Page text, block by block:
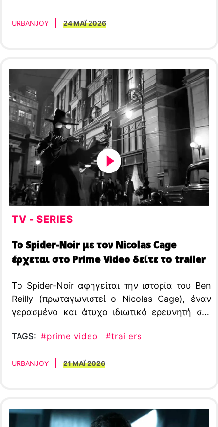
URBANJOY 24 ΜΑΪ 2026
TV - SERIES
Το Spider-Noir με τον Nicolas Cage
έρχεται στο Prime Video δείτε το trailer
Το Spider-Noir αφηγείται την ιστορία του Ben
Reilly (πρωταγωνιστεί ο Nicolas Cage), έναν
γερασμένο και άτυχο ιδιωτικό ερευνητή στη
Νέα Υόρκη του 1930, που αναγκάζεται να
αντιμετωπίσει την προηγούμενη ζωή του ως ο
μοναδικός superhero της πόλης.
TAGS: #prime video #trailers
URBANJOY 21 ΜΑΪ 2026